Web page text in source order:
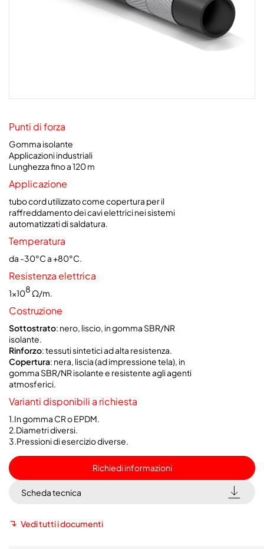
Punti di forza
Gomma isolante
Applicazioni industriali
Lunghezza fino a 120 m
Applicazione
tubo cord utilizzato come copertura per il
raffreddamento dei cavi elettrici nei sistemi
automatizzati di saldatura.
Temperatura
da -30°C a +80°C.
Resistenza elettrica
1x108 Ω/m.
Costruzione
Sottostrato: nero, liscio, in gomma SBR/NR
isolante.
Rinforzo: tessuti sintetici ad alta resistenza.
Copertura: nera, liscia (ad impressione tela), in
gomma SBR/NR isolante e resistente agli agenti
atmosferici.
Varianti disponibili a richiesta
1.In gomma CR o EPDM.
2.Diametri diversi.
3.Pressioni di esercizio diverse.
Richiedi informazioni
Scheda tecnica
Vedi tutti i documenti